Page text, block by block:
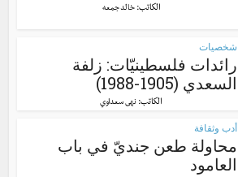
الكاتب:خالد جمعه
شخصيات
رائدات فلسطينيّات: زلفة
السعدي (1905-1988)
الكاتب: نهى سعداوي
أدب وثقافة
محاولة طعن جنديّ في باب
العامود